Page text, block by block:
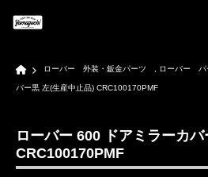
Home
ローバー 外装・鈑金パーツ ローバー パ
バー黒 左(生産中止品) CRC100170PMF
ローバー 600 ドアミラーカ
CRC100170PMF